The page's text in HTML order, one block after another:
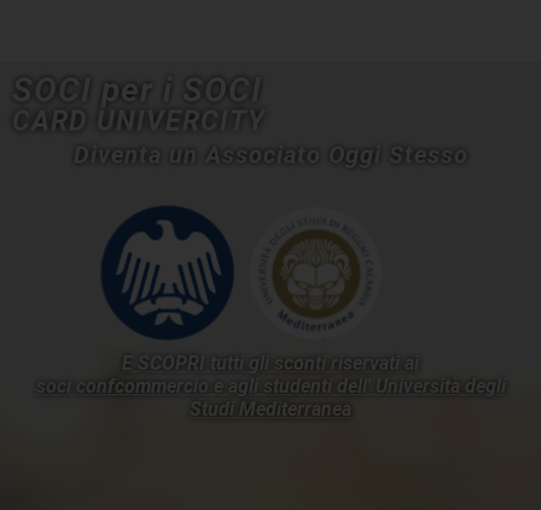
SOCI per i SOCI
CARD UNIVERCITY
Diventa un Associato Oggi Stesso
E SCOPRI tutti gli sconti riservati ai
soci confcommercio e agli studenti dell'
Università degli
Studi Mediterranea